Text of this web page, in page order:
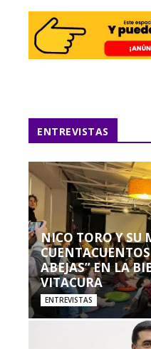
ENTREVISTAS
NICO TORO Y SU
ABEJAS” EN LA
VITACURA
ENTREVISTAS